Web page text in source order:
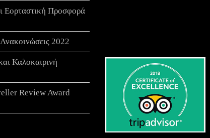
Εορταστική Προσφορά
2022
Καλοκαιρινή
Review Award